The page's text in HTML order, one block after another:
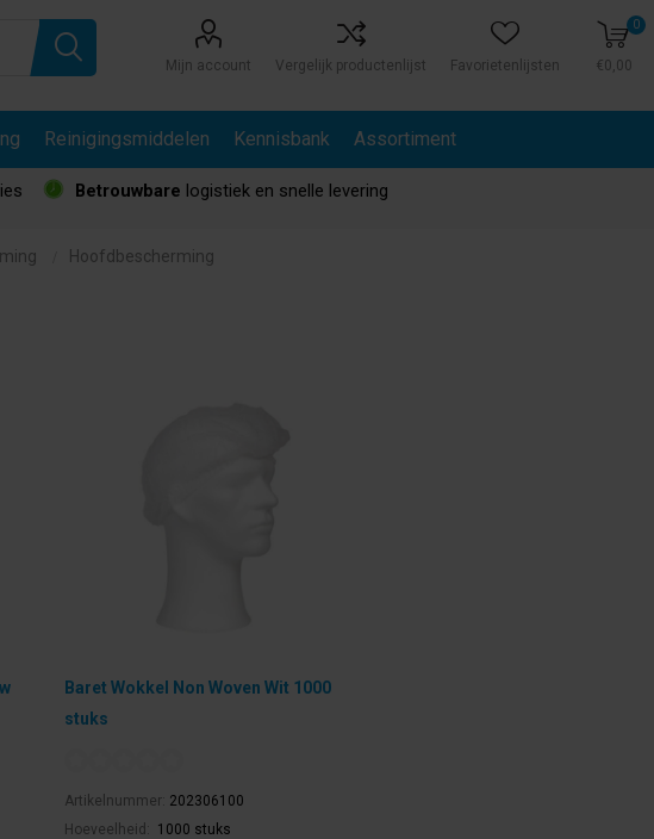
Mijn account Vergelijk productenlijst Favorietenlijsten
0
€0,00
Reinigingsmiddelen Kennisbank Assortiment
Betrouwbare logistiek en snelle levering
Hoofdbescherming
Baret Wokkel Non Woven Wit 1000
stuks
Artikelnummer: 202306100
Hoeveelheid:
1000 stuks